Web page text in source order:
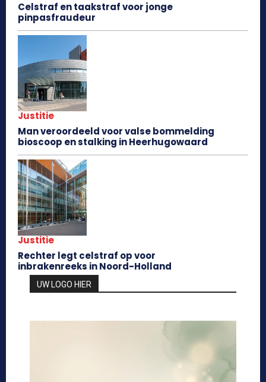
Celstraf en taakstraf voor jonge
pinpasfraudeur
Justitie
Man veroordeeld voor valse bommelding
bioscoop en stalking in Heerhugowaard
Justitie
Rechter legt celstraf op voor
inbrakenreeks in Noord-Holland
UW LOGO HIER